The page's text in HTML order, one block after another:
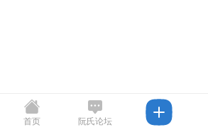
首页 阮氏论坛